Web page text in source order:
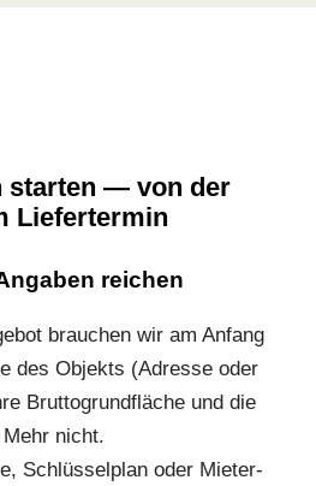
starten — von der
Liefertermin
reichen
brauchen wir am Anfang
des Objekts (Adresse oder
Bruttogrundfläche und die
nicht.
Schlüsselplan oder Mieter-